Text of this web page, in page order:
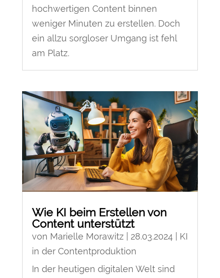
hochwertigen Content binnen
weniger Minuten zu erstellen. Doch
ein allzu sorgloser Umgang ist fehl
am Platz.
Wie KI beim Erstellen von
Content unterstützt
von Marielle Morawitz| 28.03.2024| KI
in der Contentproduktion
In der heutigen digitalen Welt sind